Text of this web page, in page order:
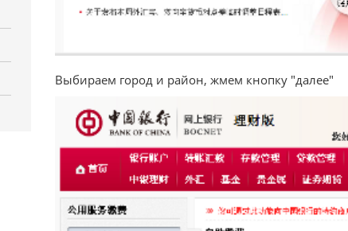
Выбираем город и район, жмем кнопку "далее"